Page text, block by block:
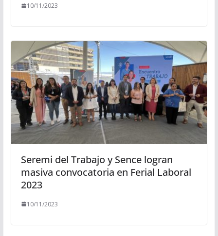
10/11/2023
Seremi del Trabajo y Sence logran
masiva convocatoria en Ferial Laboral
2023
10/11/2023